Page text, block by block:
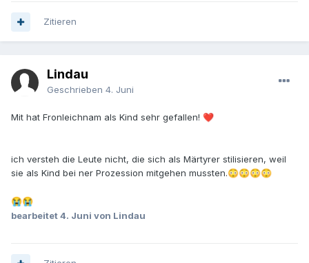
Zitieren
Lindau
Geschrieben 4. Juni
Mit hat Fronleichnam als Kind sehr gefallen! ❤️
ich versteh die Leute nicht, die sich als Märtyrer stilisieren, weil
sie als Kind bei ner Prozession mitgehen mussten.😳😳😳😳
😭😭
bearbeitet4. Juni von Lindau